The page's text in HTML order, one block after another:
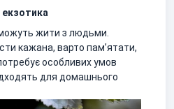
жити з людьми.
кажана, варто пам’ятати,
особливих умов
для домашнього